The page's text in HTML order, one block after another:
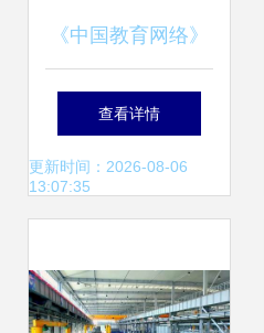
《中国教育网络》
回顾2019 互联网
信息技术服务的十
查看详情
更新时间：2026-08-06
13:07:35